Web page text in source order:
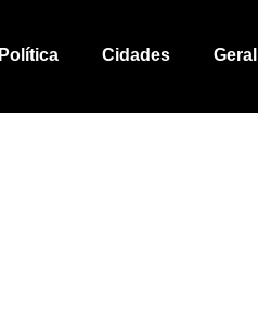
Política Cidades Geral